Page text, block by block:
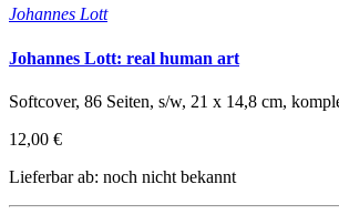
Johannes Lott
Johannes Lott: real human art
Softcover, 86 Seiten, s/w, 21 x 14,8 cm,
12,00 €
Lieferbar ab: noch nicht bekannt